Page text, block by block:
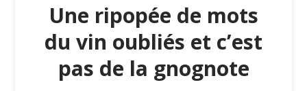
Une ripopée de mots
du vin oubliés et c’est
pas de la gnognote